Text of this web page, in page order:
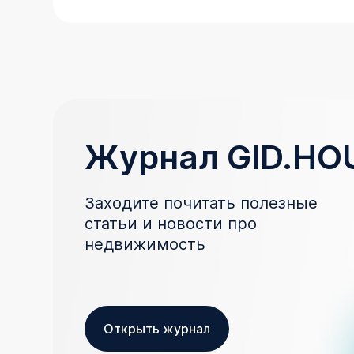
Журнал
Заходите почитать полезные
статьи и новости про
недвижимость
Открыть журнал